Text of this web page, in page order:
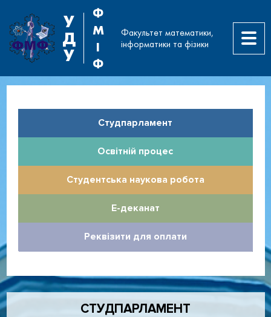
У
Д
У
Ф
М
І
Ф
Факультет математики,
інформатики та фізики
Студпарламент
Освітній процес
Студентська наукова робота
Е-деканат
Реквізити для оплати
Дочірні категорії
СТУДПАРЛАМЕНТ